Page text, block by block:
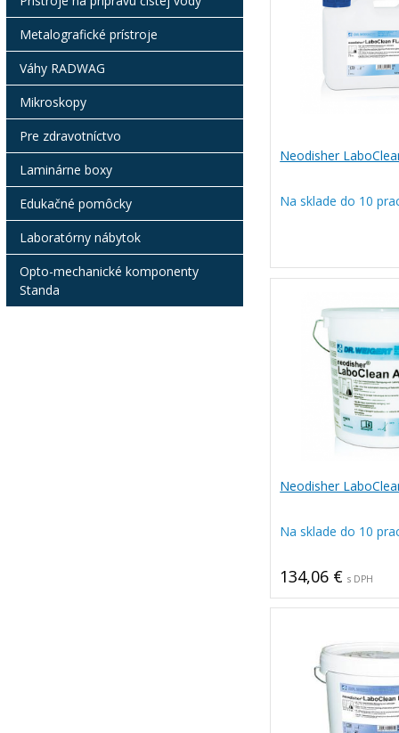
Neodisher
Na sklade do 10
Neodisher
Na sklade do 10
134,06 € s DPH
Metalografické prístroje
Váhy RADWAG
Mikroskopy
Pre zdravotníctvo
Laminárne boxy
Edukačné pomôcky
Laboratórny nábytok
Opto-mechanické komponenty
Standa